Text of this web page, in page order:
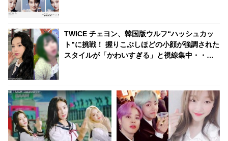
TWICE チェヨン、韓国版ウルフ“ハッシュカッ
ト”に挑戦！ 握りこぶしほどの小顔が強調された
スタイルが「かわいすぎる」と視線集中・・